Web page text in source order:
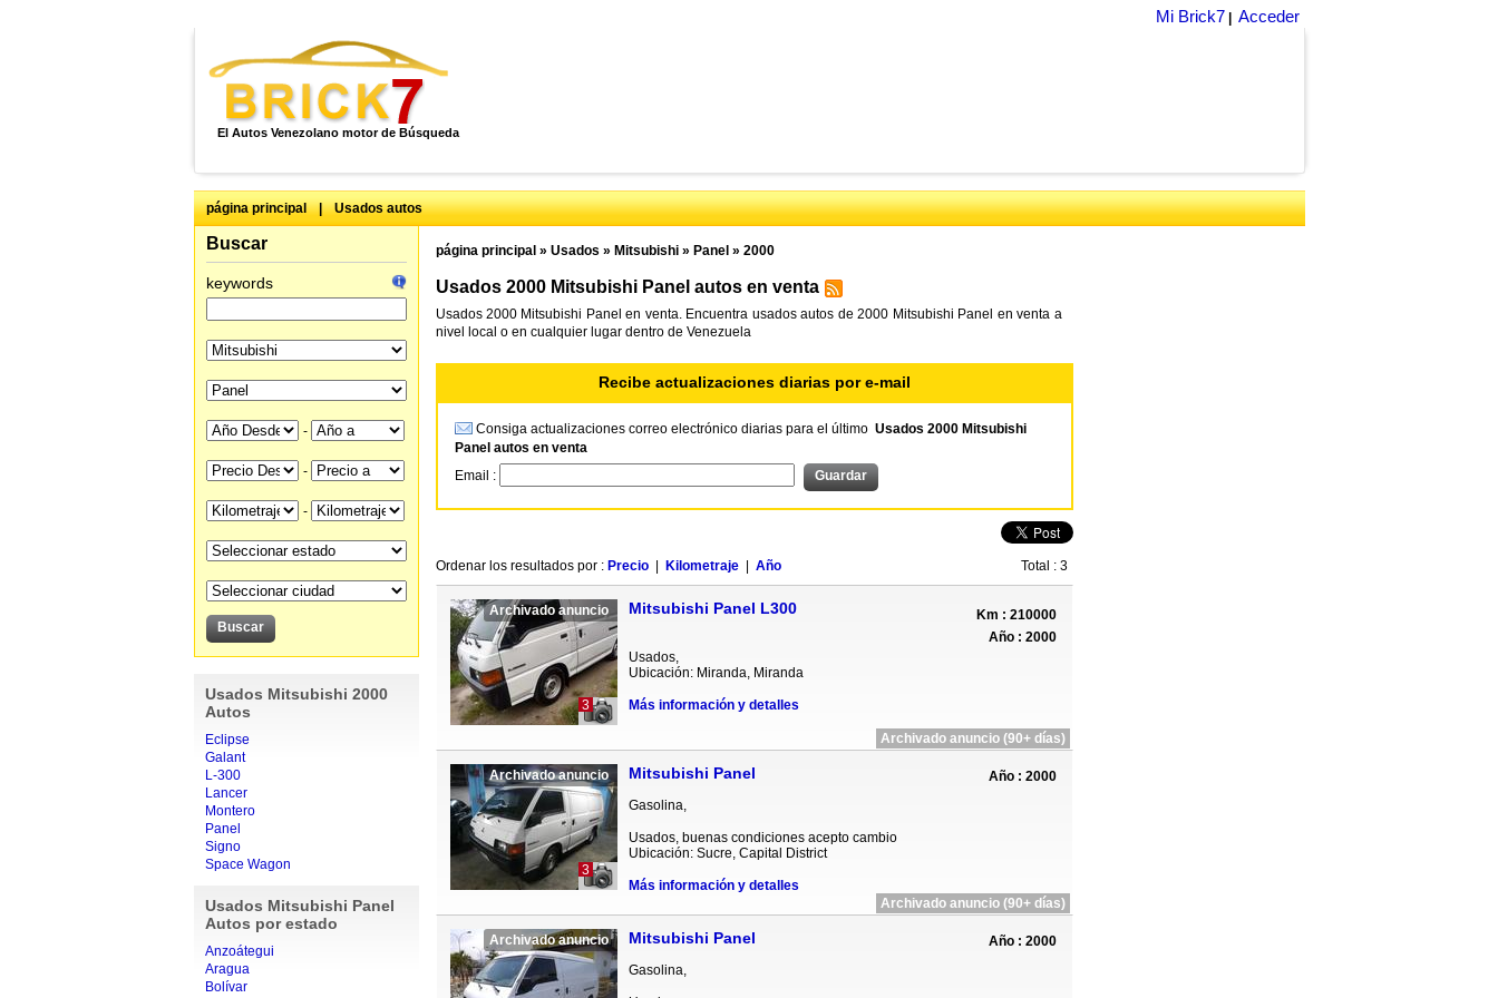
Mi Brick7 Acceder
El Autos Venezolano motor de Búsqueda
página principal | Usados autos
Buscar
keywords
-
-
-
Usados Mitsubishi 2000
Autos
Eclipse
Galant
L-300
Lancer
Montero
Panel
Signo
Space Wagon
Usados Mitsubishi Panel
Autos por estado
Anzoátegui
Aragua
Bolívar
página principal » Usados » Mitsubishi» Panel » 2000
Usados 2000 Mitsubishi Panel autos en venta
Usados 2000 Mitsubishi Panel en venta. Encuentra usados autos de 2000 Mitsubishi Panel en venta a
nivel local o en cualquier lugar dentro de Venezuela
Recibe actualizaciones diarias por e-mail
Consiga actualizaciones correo electrónico diarias para el último Usados 2000 Mitsubishi
Panel autos en venta
Email :
Ordenar los resultados por : Precio| Kilometraje| Año Total : 3
Archivado anuncio
3
Mitsubishi Panel L300
Usados,
Ubicación: Miranda, Miranda
Más información y detalles
Km : 210000
Año : 2000
Archivado anuncio (90+ días)
Archivado anuncio
3
Mitsubishi Panel
Gasolina,
Usados, buenas condiciones acepto cambio
Ubicación: Sucre, Capital District
Más información y detalles
Año : 2000
Archivado anuncio (90+ días)
Archivado anuncio Mitsubishi Panel
Gasolina,
Año : 2000